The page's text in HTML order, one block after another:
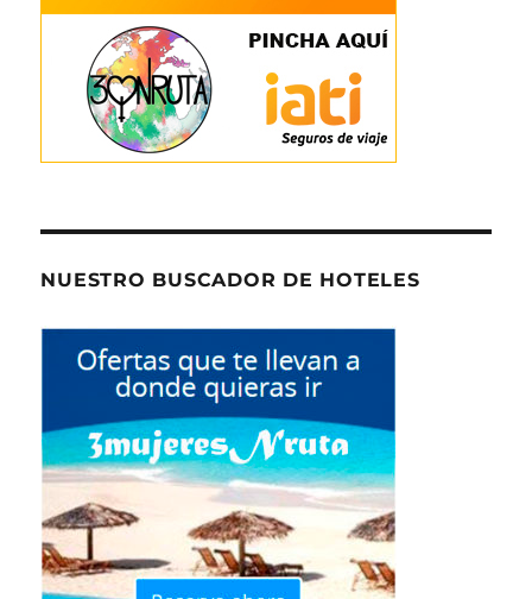
NUESTRO BUSCADOR DE HOTELES